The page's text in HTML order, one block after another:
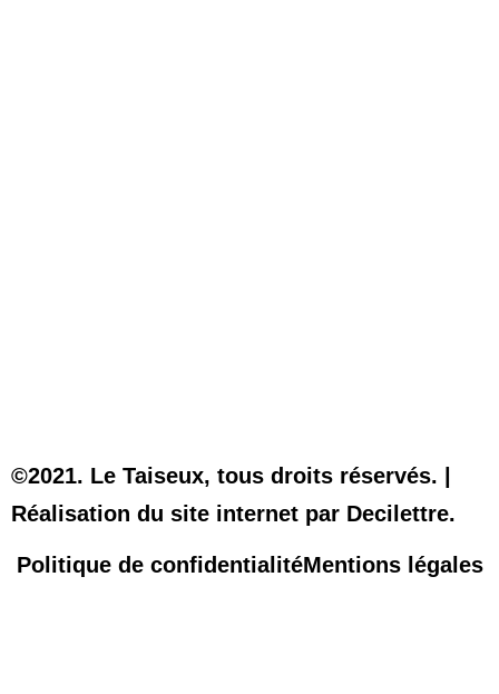
©2021. Le Taiseux, tous droits réservés. |
Réalisation du site internet par Decilettre.
Politique de confidentialitéMentions légales